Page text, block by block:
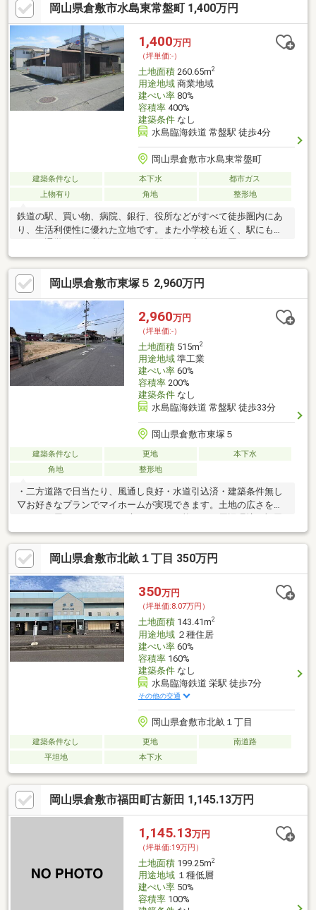
岡山県倉敷市水島東常盤町 1,400万円
1,400万円
（坪単価:-）
土地面積260.65m2
用途地域商業地域
建ぺい率80%
容積率400%
建築条件なし
水島臨海鉄道 常盤駅 徒歩4分
岡山県倉敷市水島東常盤町
建築条件なし 本下水
都市ガス
上物有り
角地 整形地
鉄道の駅、買い物、病院、銀行、役所などがすべて徒歩圏内にあ
り、生活利便性に優れた立地です。また小学校も近く、駅にも近
事務所兼住宅などにもお薦めの物件です。
岡山県倉敷市東塚５ 2,960万円
2,960万円
（坪単価:-）
土地面積515m2
用途地域準工業
建ぺい率60%
容積率200%
建築条件なし
水島臨海鉄道 常盤駅 徒歩33分
岡山県倉敷市東塚５
建築条件なし 更地
本下水
角地
整形地
・二方道路で日当たり、風通し良好・水道引込済・建築条件無し
▽お好きなプランでマイホームが実現できます。土地の広さを活
公園 539ｍ・徒歩約7分・セブンイレブン東塚5丁目 348ｍ・徒歩
約5分・第一福田小学校まで855ｍ・徒歩約11分・福田南中学校ま
で985ｍ・徒歩約13分▽事前予約で平日でも案内可能です！▽ロ
ーン等のご相談もお申し付けください▽探し始めで分からない事
ばかりの方分かりやすくご説明する事を心がけております。些細
な事でもお気軽にお問合せください＾＾
岡山県倉敷市北畝１丁目 350万円
350万円
（坪単価:8.07万円）
土地面積143.41m2
用途地域２種住居
建ぺい率60%
容積率160%
建築条件なし
水島臨海鉄道 栄駅 徒歩7分
その他の交通
岡山県倉敷市北畝１丁目
建築条件なし 更地
南道路
平坦地
本下水
岡山県倉敷市福田町古新田 1,145.13万円
1,145.13万円
（坪単価:19万円）
土地面積199.25m2
用途地域１種低層
建ぺい率50%
容積率100%